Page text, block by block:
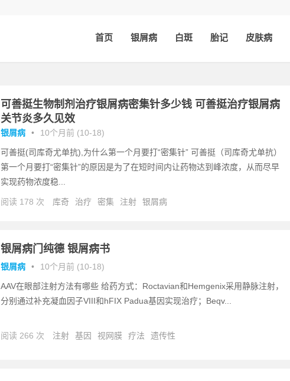
首页 银屑病 白斑 胎记 皮肤病
可善挺生物制剂治疗银屑病密集针多少钱 可善挺治疗银屑病
关节炎多久见效
银屑病 • 10个月前 (10-18)
可善挺(司库奇尤单抗),为什么第一个月要打“密集针” 可善挺（司库奇尤单抗）
第一个月要打“密集针”的原因是为了在短时间内让药物达到峰浓度，从而尽早
实现药物浓度稳...
阅读 178 次 库奇 治疗 密集 注射 银屑病
银屑病门纯德 银屑病书
银屑病 • 10个月前 (10-18)
AAV在眼部注射方法有哪些 给药方式：Roctavian和Hemgenix采用静脉注射，
分别通过补充凝血因子VIII和hFIX Padua基因实现治疗；Beqv...
阅读 266 次 注射 基因 视网膜 疗法 遗传性